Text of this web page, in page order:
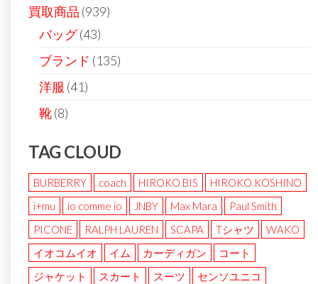
買取商品 (939)
バッグ(43)
ブランド (135)
洋服 (41)
靴(8)
TAG CLOUD
BURBERRY coach HIROKO BIS
HIROKO KOSHINO
i+mu
io comme io JNBY Max Mara
Paul Smith
PICONE
RALPH LAUREN SCAPA Tシャツ
WAKO
イオコムイオ
イム カーディガン
コート
ジャケット
スカート スーツ
センソユニコ